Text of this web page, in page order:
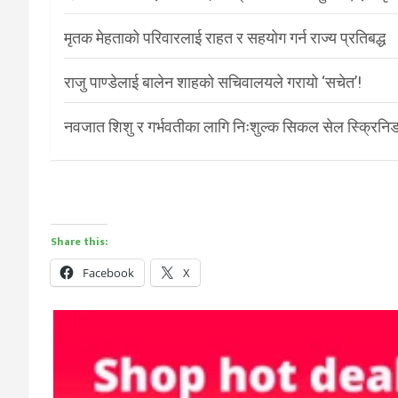
मृतक मेहताको परिवारलाई राहत र सहयोग गर्न राज्य प्रतिबद्ध
राजु पाण्डेलाई बालेन शाहको सचिवालयले गरायो ‘सचेत’!
नवजात शिशु र गर्भवतीका लागि निःशुल्क सिकल सेल
Share this:
Facebook X